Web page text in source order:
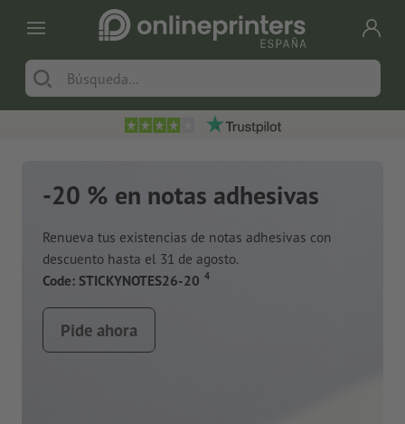
-20 % en notas adhesivas
Renueva tus existencias de notas adhesivas con
descuento hasta el 31 de agosto.
Code: STICKYNOTES26-20 4
Pide ahora